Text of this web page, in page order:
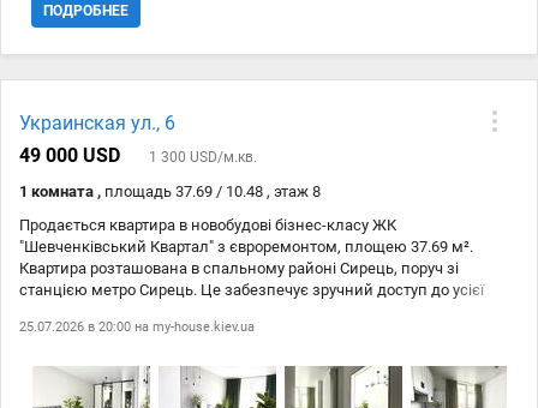
ПОДРОБНЕЕ
Украинская ул., 6
49 000 USD
1 300 USD/м.кв.
1 комната , площадь 37.69 / 10.48 , этаж 8
Продається квартира в новобудові бізнес-класу ЖК
"Шевченківський Квартал" з євроремонтом, площею 37.69 м².
Квартира розташована в спальному районі Сирець, поруч зі
станцією метро Сирець. Це забезпечує зручний доступ до усієї
нестандартним плануванням, кухня 10.48 м². У квартирі є всі
мікрохвильова піч, холодильник, пральна машина та ін.),
кондиціонер, меблі та Wi-Fi. У під'їзді є кодовий замок, а також
25.07.2026 в 20:00 на my-house.kiev.ua